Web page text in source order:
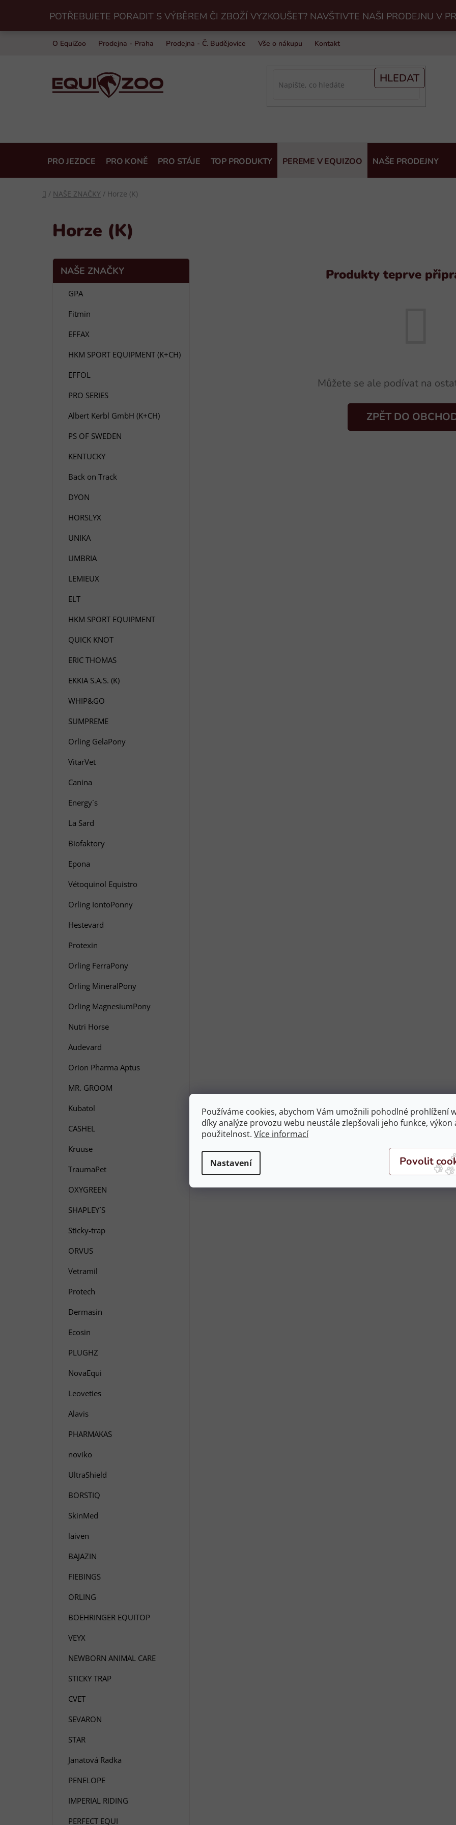
Používáme cookies, abychom Vám umožnili pohodlné prohlížení
díky analýze provozu webu neustále zlepšovali jeho funkce, výkon
použitelnost. Více informací
Nastavení
obsah
POTŘEBUJETE PORADIT S VÝBĚREM ČI ZBOŽÍ VYZKOUŠET? NAVŠTIVTE NAŠI PRODEJNU V
O EquiZoo Prodejna - Praha Prodejna - Č. Budějovice Vše o nákupu Kontakt
HLEDAT
PRO JEZDCE PRO KONĚ PRO STÁJE TOP PRODUKTY PEREME V EQUIZOO NAŠE PRODEJNY
Domů
/ NAŠE ZNAČKY / Horze (K)
Horze (K)
PPřeskočit
K
t
NAŠE ZNAČKY
GPA
Fitmin
EFFAX
HKM SPORT EQUIPMENT (K+CH)
EFFOL
PRO SERIES
Albert Kerbl GmbH (K+CH)
PS OF SWEDEN
KENTUCKY
Back on Track
DYON
HORSLYX
UNIKA
UMBRIA
LEMIEUX
ELT
HKM SPORT EQUIPMENT
QUICK KNOT
ERIC THOMAS
EKKIA S.A.S. (K)
WHIP&GO
SUMPREME
Orling GelaPony
VitarVet
Canina
Energy´s
La Sard
Biofaktory
Epona
Vétoquinol Equistro
Orling IontoPonny
Hestevard
Protexin
Orling FerraPony
Orling MineralPony
Orling MagnesiumPony
Nutri Horse
Audevard
Orion Pharma Aptus
MR. GROOM
Kubatol
CASHEL
Kruuse
TraumaPet
OXYGREEN
SHAPLEY´S
Sticky-trap
ORVUS
Vetramil
Protech
Dermasin
Ecosin
PLUGHZ
NovaEqui
Leoveties
Alavis
PHARMAKAS
noviko
UltraShield
BORSTIQ
SkinMed
laiven
BAJAZIN
FIEBINGS
ORLING
BOEHRINGER EQUITOP
VEYX
NEWBORN ANIMAL CARE
STICKY TRAP
CVET
SEVARON
STAR
Janatová Radka
PENELOPE
IMPERIAL RIDING
PERFECT EQUI
Produkty teprve
Můžete se ale podívat na
ZPĚT DO